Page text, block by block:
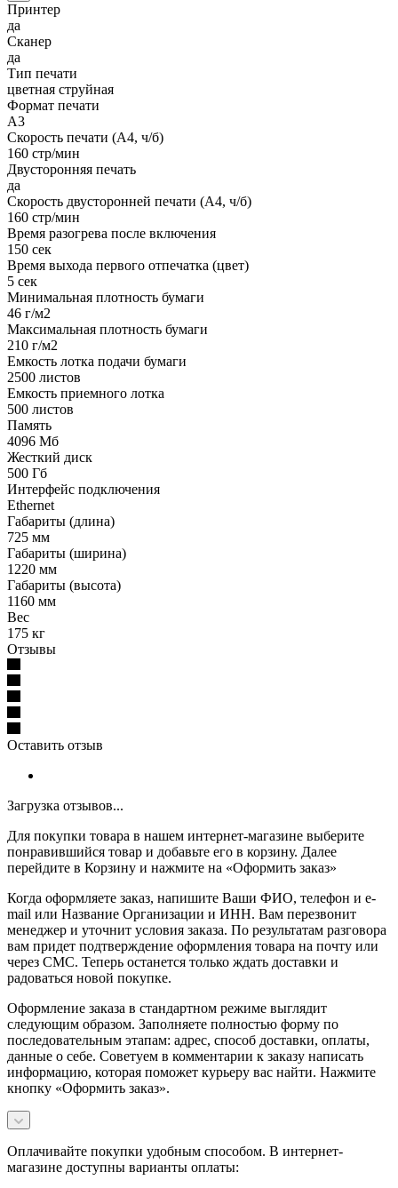
Принтер
да
Сканер
да
Тип печати
цветная струйная
Формат печати
A3
Скорость печати (А4, ч/б)
160 стр/мин
Двусторонняя печать
да
Скорость двусторонней печати (А4, ч/б)
160 стр/мин
Время разогрева после включения
150 сек
Время выхода первого отпечатка (цвет)
5 сек
Минимальная плотность бумаги
46 г/м2
Максимальная плотность бумаги
210 г/м2
Емкость лотка подачи бумаги
2500 листов
Емкость приемного лотка
500 листов
Память
4096 Мб
Жесткий диск
500 Гб
Интерфейс подключения
Ethernet
Габариты (длина)
725 мм
Габариты (ширина)
1220 мм
Габариты (высота)
1160 мм
Вес
175 кг
Отзывы
Оставить отзыв
Загрузка отзывов...
Для покупки товара в нашем интернет-магазине выберите
понравившийся товар и добавьте его в корзину. Далее
перейдите в Корзину и нажмите на «Оформить заказ»
Когда оформляете заказ, напишите Ваши ФИО, телефон и e-
mail или Название Организации и ИНН. Вам перезвонит
менеджер и уточнит условия заказа. По результатам разговора
вам придет подтверждение оформления товара на почту или
через СМС. Теперь останется только ждать доставки и
радоваться новой покупке.
Оформление заказа в стандартном режиме выглядит
следующим образом. Заполняете полностью форму по
последовательным этапам: адрес, способ доставки, оплаты,
данные о себе. Советуем в комментарии к заказу написать
информацию, которая поможет курьеру вас найти. Нажмите
кнопку «Оформить заказ».
Оплачивайте покупки удобным способом. В интернет-
магазине доступны варианты оплаты: